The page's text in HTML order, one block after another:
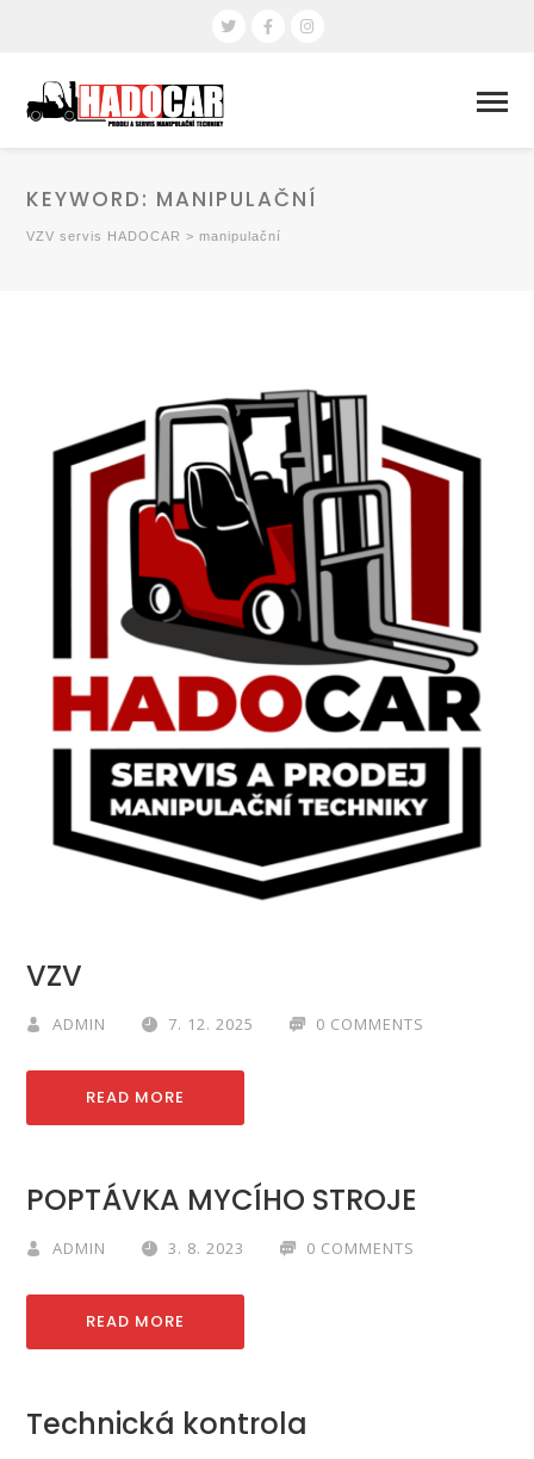
KEYWORD: MANIPULAČNÍ
VZV servis HADOCAR > manipulační
VZV
ADMIN 7. 12. 2025 0 COMMENTS
READ MORE
POPTÁVKA MYCÍHO STROJE
ADMIN 3. 8. 2023 0 COMMENTS
READ MORE
Technická kontrola